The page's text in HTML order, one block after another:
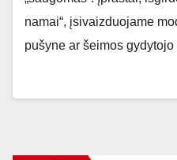
namai“, įsivaizduojame
pušyne ar šeimos